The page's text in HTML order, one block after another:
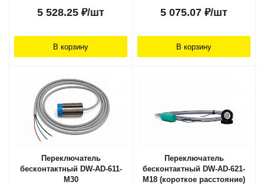
5 528.25 ₽/шт
В корзину
5 075.07 ₽/шт
В корзину
Переключатель
бесконтактный DW-AD-611-
M30
Переключатель
бесконтактный DW-AD-621-
M18 (короткое расстояние)